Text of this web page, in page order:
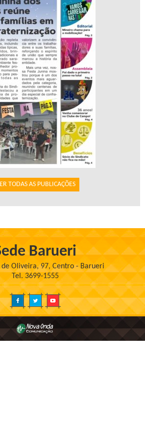
TODAS AS PUBLICAÇÕES
Barueri
de Oliveira, 97, Centro - Barueri
Tel. 3699-1555